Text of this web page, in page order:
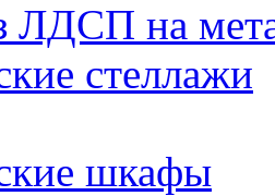
ЛДСП на
стеллажи
шкафы